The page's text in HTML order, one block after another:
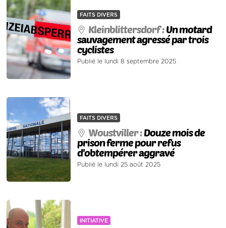
FAITS DIVERS
Kleinblittersdorf :Un motard
sauvagement agressé par trois
cyclistes
Publié le lundi 8 septembre 2025
FAITS DIVERS
Woustviller :Douze mois de
prison ferme pour refus
d'obtempérer aggravé
Publié le lundi 25 août 2025
INITIATIVE